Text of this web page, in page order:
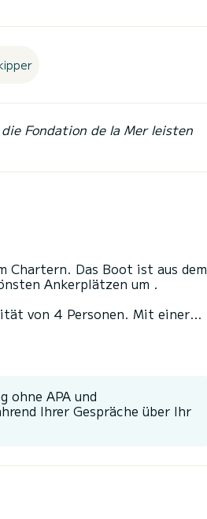
Fondation de la Mer leisten
Chartern. Das Boot ist aus dem
Ankerplätzen um .
von 4 Personen. Mit einer
TV, Außenlautsprecher, WLAN
ohne APA und
Ihrer Gespräche über Ihr